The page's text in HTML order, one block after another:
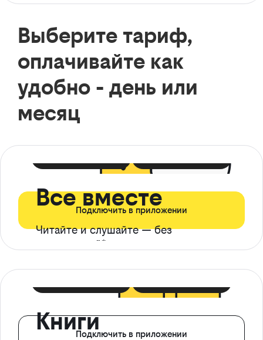
Выберите тариф,
оплачивайте как
удобно - день или
месяц
Все вместе
Читайте и слушайте — без
ограничений*
Подключить в приложении
КнигиПодключить в приложении